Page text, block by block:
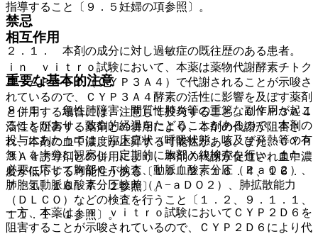
指導すること〔９．５妊婦の項参照〕。
相互作用
ｉｎ ｖｉｔｒｏ試験において、本薬は薬物代謝酵素チトク
ロームＰ４５０（ＣＹＰ３Ａ４）で代謝されることが示唆さ
れているので、ＣＹＰ３Ａ４酵素の活性に影響を及ぼす薬剤
と併用する場合には、注意して投与すること。ＣＹＰ３Ａ４
活性を阻害する薬剤との併用により、本剤の代謝が阻害さ
れ、本剤の血中濃度が上昇する可能性がある。また、ＣＹＰ
３Ａ４誘導剤との併用により、本剤の代謝が促進され血中濃
度が低下する可能性がある〔１０．２、１６．４、１６．
７．１、１６．７．２参照〕。
一方、本薬はｉｎ ｖｉｔｒｏ試験においてＣＹＰ２Ｄ６を
阻害することが示唆されているので、ＣＹＰ２Ｄ６により代
禁忌
２．１． 本剤の成分に対し過敏症の既往歴のある患者。
重要な基本的注意
８．１． 急性肺障害、間質性肺炎等の重篤な副作用が起こ
ることがあり、致命的経過をたどることがあるので、本剤の
投与にあたっては、臨床症状（呼吸状態、咳及び発熱等の有
無）を十分に観察し、定期的に胸部Ｘ線検査を行い、また、
必要に応じて胸部ＣＴ検査、動脈血酸素分圧（ＰａＯ２）、
肺胞気動脈血酸素分圧較差（Ａ−ａＤＯ２）、肺拡散能力
（ＤＬＣＯ）などの検査を行うこと〔１．２、９．１．１、
１１．１．１参照〕。